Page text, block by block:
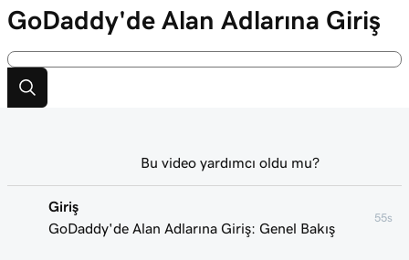
GoDaddy'de Alan Adlarına Giriş
Giriş
GoDaddy'de Alan Adlarına Giriş: Genel Bakış
55s
Bu video yardımcı oldu mu?